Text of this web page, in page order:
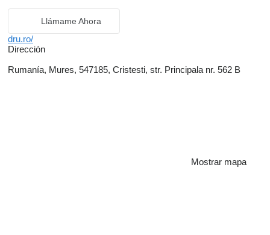
Llámame Ahora
dru.ro/
Dirección
Rumanía, Mures, 547185, Cristesti, str. Principala nr. 562 B
Mostrar mapa